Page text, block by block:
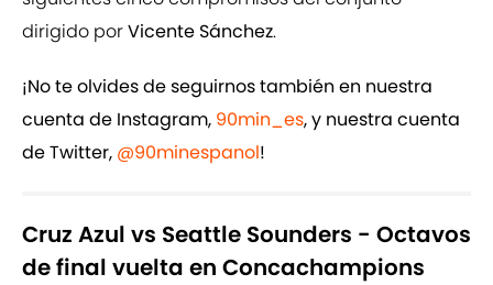
dirigido porVicente Sánchez.
¡No te olvides de seguirnos también en nuestra
cuenta de Instagram, 90min_es, y nuestra cuenta
de Twitter, @90minespanol!
Cruz Azul vs Seattle Sounders - Octavos
de final vuelta en Concachampions